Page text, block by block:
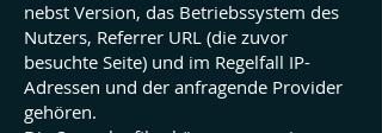
nebst Version, das Betriebssystem des
Nutzers, Referrer URL (die zuvor
besuchte Seite) und im Regelfall IP-
Adressen und der anfragende Provider
gehören.